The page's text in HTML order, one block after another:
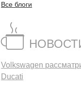
Все блоги
Volkswagen
Ducati